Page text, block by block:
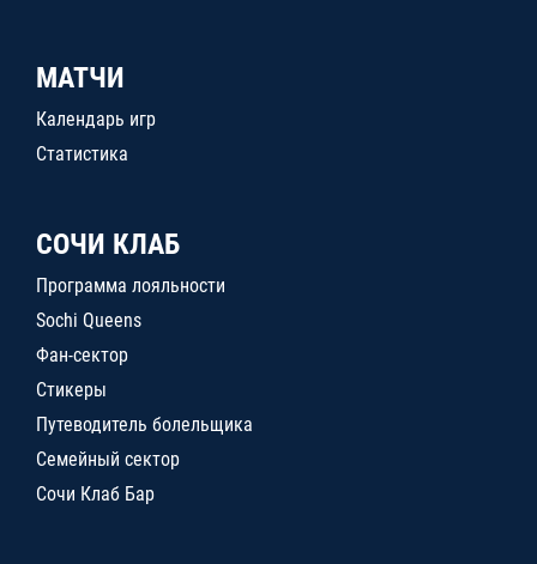
МАТЧИ
Календарь игр
Статистика
СОЧИ КЛАБ
Программа лояльности
Sochi Queens
Фан-сектор
Стикеры
Путеводитель болельщика
Семейный сектор
Сочи Клаб Бар